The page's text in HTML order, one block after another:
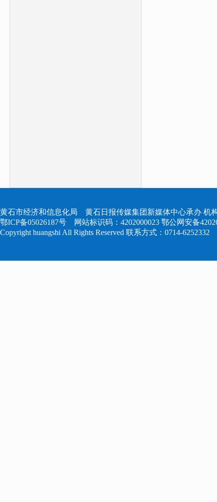
黄石市经济和信息化局 黄石日报传媒集团新媒体中心承办 机
鄂ICP备05026187号 网站标识码：4202000023 鄂公网安备
Copyright huangshi All Rights Reserved 联系方式：0714-6252332